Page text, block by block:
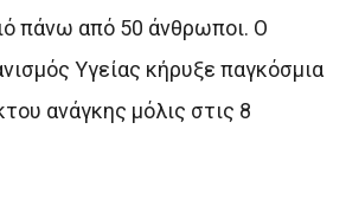
πάνω από 50 άνθρωποι. Ο
Υγείας κήρυξε παγκόσμια
ανάγκης μόλις στις 8